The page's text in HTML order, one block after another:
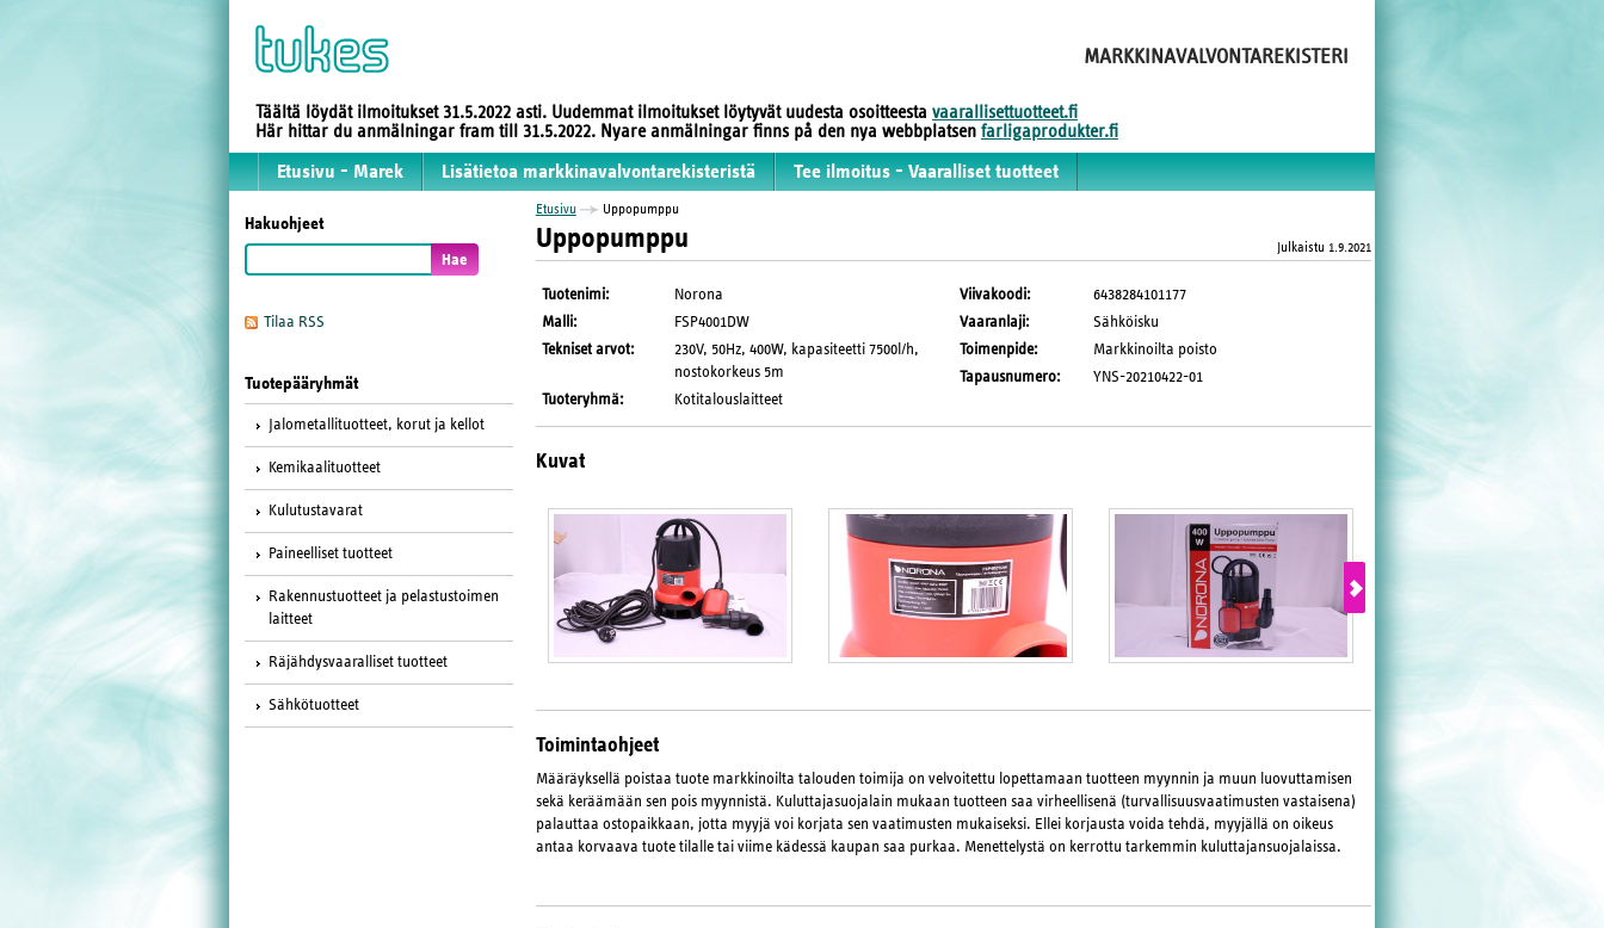
MARKKINAVALVONTAREKISTERI
Täältä löydät ilmoitukset 31.5.2022 asti. Uudemmat ilmoitukset löytyvät uudesta osoitteesta vaarallisettuotteet.fi
Här hittar du anmälningar fram till 31.5.2022. Nyare anmälningar finns på den nya webbplatsen farligaprodukter.fi
Etusivu - Marek Lisätietoa markkinavalvontarekisteristä Tee ilmoitus - Vaaralliset tuotteet
Hakuohjeet
Tilaa RSS
Tuotepääryhmät
Jalometallituotteet, korut ja kellot
Kemikaalituotteet
Kulutustavarat
Paineelliset tuotteet
Rakennustuotteet ja pelastustoimen
laitteet
Räjähdysvaaralliset tuotteet
Sähkötuotteet
Etusivu Uppopumppu
Uppopumppu Julkaistu 1.9.2021
Tuotenimi:
Norona
Malli:
FSP4001DW
Tekniset arvot:
230V, 50Hz, 400W, kapasiteetti 7500l/h,
nostokorkeus 5m
Tuoteryhmä: Kotitalouslaitteet
Viivakoodi:
6438284101177
Vaaranlaji:
Sähköisku
Toimenpide:
Markkinoilta poisto
Tapausnumero: YNS-20210422-01
Kuvat
Toimintaohjeet
Määräyksellä poistaa tuote markkinoilta talouden toimija on velvoitettu lopettamaan tuotteen myynnin ja muun luovuttamisen
sekä keräämään sen pois myynnistä. Kuluttajasuojalain mukaan tuotteen saa virheellisenä (turvallisuusvaatimusten vastaisena)
palauttaa ostopaikkaan, jotta myyjä voi korjata sen vaatimusten mukaiseksi. Ellei korjausta voida tehdä, myyjällä on oikeus
antaa korvaava tuote tilalle tai viime kädessä kaupan saa purkaa. Menettelystä on kerrottu tarkemmin kuluttajansuojalaissa.